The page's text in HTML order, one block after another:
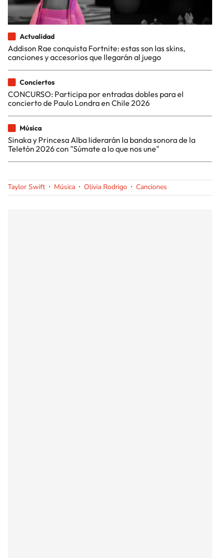
Actualidad
Addison Rae conquista Fortnite: estas son las skins,
canciones y accesorios que llegarán al juego
Conciertos
CONCURSO: Participa por entradas dobles para el
concierto de Paulo Londra en Chile 2026
Música
Sinaka y Princesa Alba liderarán la banda sonora de la
Teletón 2026 con "Súmate a lo que nos une"
Taylor Swift Música Olivia Rodrigo Canciones